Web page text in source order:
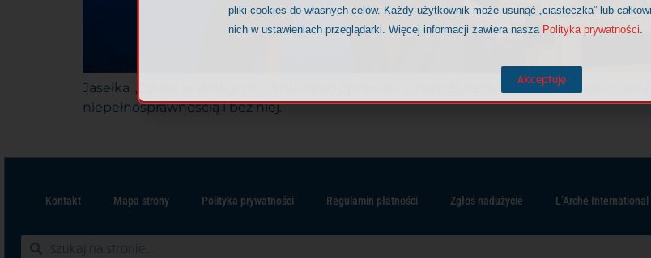
Jasełka „Dzisiaj w Betlejem” to nie tylko opowieść o narodzinach Jezusa, ale także o sile
niepełnosprawnością i bez niej.
Kontakt Mapa strony Polityka prywatności Regulamin płatności Zgłoś nadużycie L’Arche International
pliki cookies do własnych celów. Każdy użytkownik może usunąć „ciasteczka” lub
nich w ustawieniach przeglądarki. Więcej informacji zawiera nasza Polityka prywatności.
Akceptuję